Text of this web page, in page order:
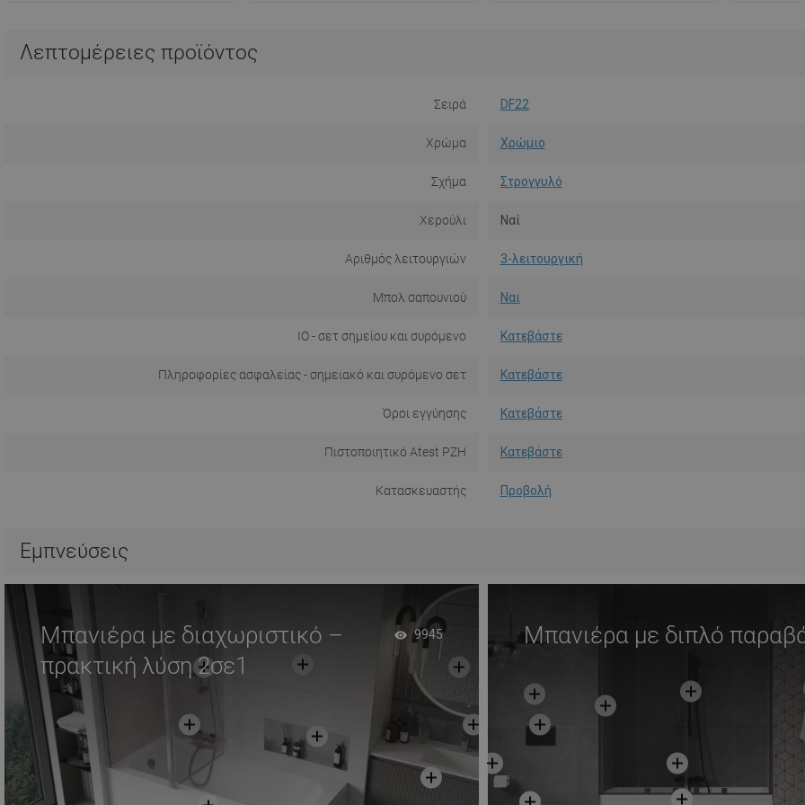
Λεπτομέρειες προϊόντος
Σειρά DF22
Χρώμα Χρώμιο
Σχήμα Στρογγυλό
Χερούλι Ναί
Αριθμός λειτουργιών 3-λειτουργική
Μπολ σαπουνιού Ναι
IO - σετ σημείου και συρόμενο Κατεβάστε
Πληροφορίες ασφαλείας - σημειακό και συρόμενο σετ Κατεβάστε
Όροι εγγύησης Κατεβάστε
Πιστοποιητικό Atest PZH Κατεβάστε
Κατασκευαστής Προβολή
Εμπνεύσεις
Μπανιέρα με διαχωριστικό –
πρακτική λύση 2σε1
9945 Μπανιέρα με διπλό